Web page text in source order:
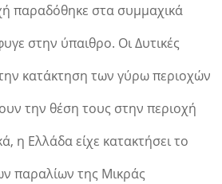
παραδόθηκε στα συμμαχικά
στην ύπαιθρο. Οι Δυτικές
κατάκτηση των γύρω περιοχών
την θέση τους στην περιοχή
η Ελλάδα είχε κατακτήσει το
παραλίων της Μικράς